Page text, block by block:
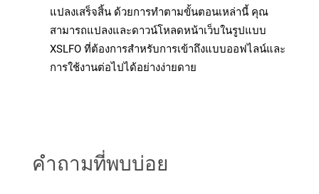
แปลงเสร็จสิ้น ด้วยการทำตามขั้นตอนเหล่านี้ คุณ
สามารถแปลงและดาวน์โหลดหน้าเว็บในรูปแบบ
XSLFO ที่ต้องการสำหรับการเข้าถึงแบบออฟไลน์และ
การใช้งานต่อไปได้อย่างง่ายดาย
คำถามที่พบบ่อย